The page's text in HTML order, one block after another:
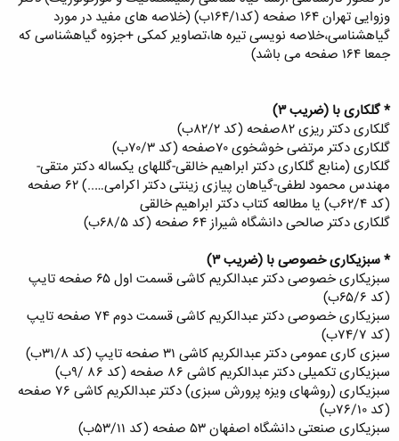
وزوایی تهران ۱۶۴ صفحه (کد۱۶۴/۱ب) (خلاصه های مفید در مورد
گیاهشناسی،خلاصه نویسی تیره ها،تصاویر کمکی +جزوه گیاهشناسی که
جمعا ۱۶۴ صفحه می باشد)
* گلکاری با (ضریب ۳)
گلکاری دکتر ریزی ۸۲صفحه (کد ۸۲/۲ب)
گلکاری دکتر مرتضی خوشخوی ۷۰صفحه (کد ۷۰/۳ب)
گلکاری (منابع گلکاری دکتر ابراهیم خالقی-گللهای یکساله دکتر متقی-
مهندس محمود لطفی-گیاهان پیازی زینتی دکتر اکرامی…..) ۶۲ صفحه
(کد ۶۲/۴ب) یا مطالعه کتاب دکتر ابراهیم خالقی
گلکاری دکتر صالحی دانشگاه شیراز ۶۴ صفحه (کد ۶۸/۵ب)
* سبزیکاری خصوصی با (ضریب ۳)
سبزیکاری خصوصی دکتر عبدالکریم کاشی قسمت اول ۶۵ صفحه تایپ
(کد ۶۵/۶ب)
سبزیکاری خصوصی دکتر عبدالکریم کاشی قسمت دوم ۷۴ صفحه تایپ
(کد ۷۴/۷ب)
سبزی کاری عمومی دکتر عبدالکریم کاشی ۳۱ صفحه تایپ (کد ۳۱/۸ب)
سبزیکاری تکمیلی دکتر عبدالکریم کاشی ۸۶ صفحه (کد ۸۶ /۹ب)
سبزیکاری (روشهای ویزه پرورش سبزی) دکتر عبدالکریم کاشی ۷۶ صفحه
(کد ۷۶/۱۰ب)
سبزیکاری صنعتی دانشگاه اصفهان ۵۳ صفحه (کد ۵۳/۱۱ب)